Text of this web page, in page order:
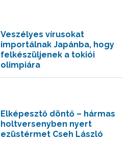
Veszélyes vírusokat
importálnak Japánba, hogy
felkészüljenek a tokiói
olimpiára
Elképesztő döntő – hármas
holtversenyben nyert
ezüstérmet Cseh László